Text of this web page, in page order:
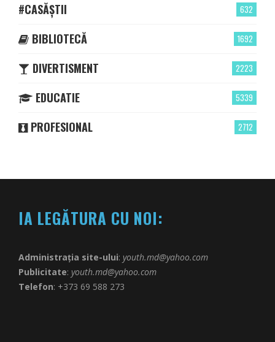
632
#CASĂȘTII
1692
BIBLIOTECĂ
2223
DIVERTISMENT
5339
EDUCATIE
2712
PROFESIONAL
IA LEGĂTURA CU NOI:
Administrația site-ului: youth.md@yahoo.com
Publicitate: youth.md@yahoo.com
Telefon: +373 69 588 273